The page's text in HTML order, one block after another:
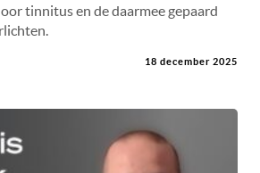
tinnitus en de daarmee gepaard
18 december 2025